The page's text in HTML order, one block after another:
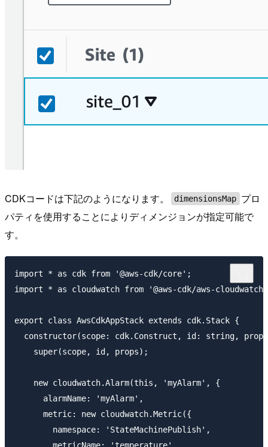
CDKコードは下記のようになります。 dimensionsMap プロ
パティを使用することによりディメンジョンが指定可能で
す。
import * as cdk from '@aws-cdk/core';
import * as cloudwatch from '@aws-cdk/aws-
export class AwsCdkAppStack extends cdk.Stack {
constructor(scope: cdk.Construct, id: string,
    super(scope, id, props);
    new cloudwatch.Alarm(this, 'myAlarm', {
      alarmName: 'myAlarm',
      metric: new cloudwatch.Metric({
        namespace: 'StateMachinePublish',
        metricName: 'temperature',